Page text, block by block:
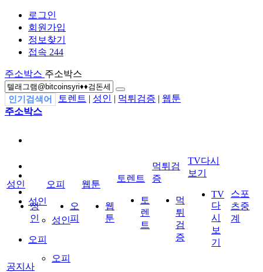
로그인
회원가입
정보찾기
접속 244
주소박스 주소박스
인기검색어 토렌트 | 성인 | 먹튀검증 | 웹툰
주소박스
성인
성인
오피
오피
성인
성
인
오피
오
피
웹툰
웹
툰
토렌트
토
렌
트
먹튀검
증
먹
튀
검
증
TV다시
보기
TV
다
시
보
기
스포
츠중
계
공지사